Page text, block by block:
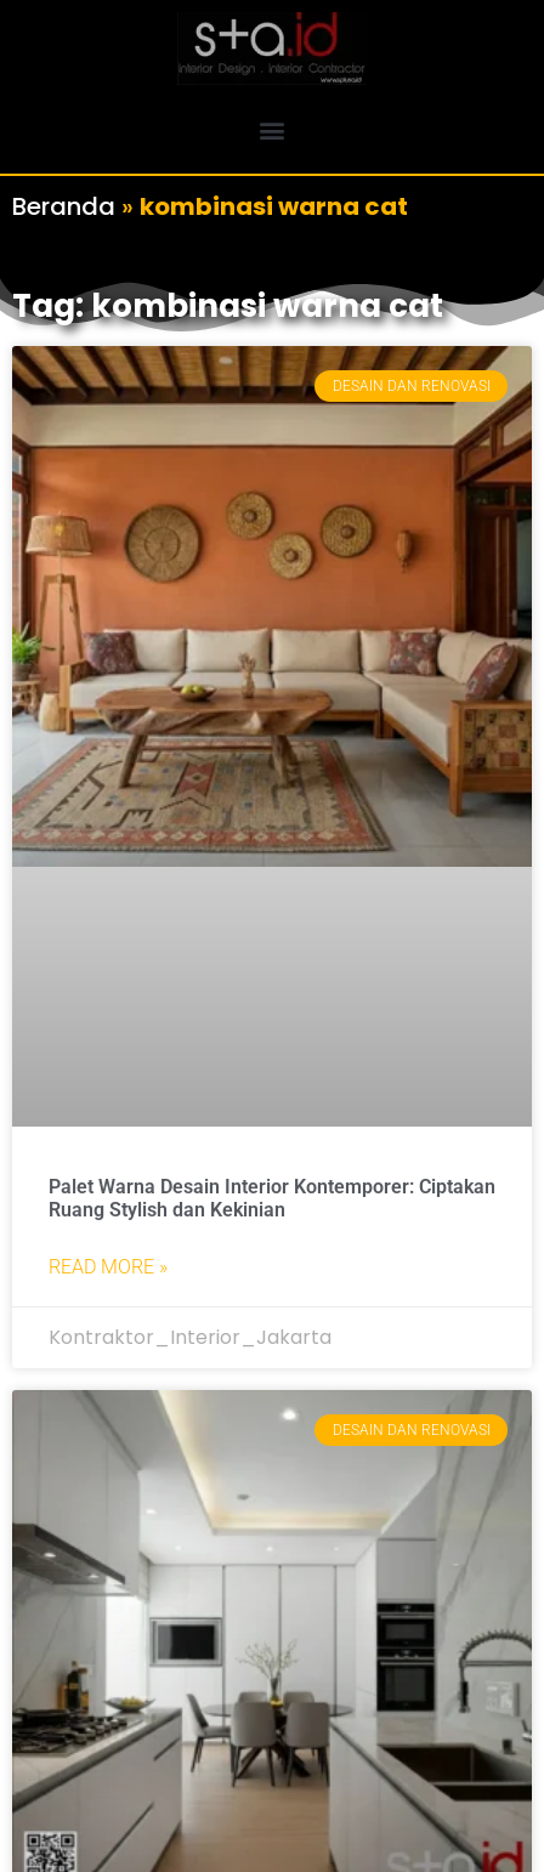
Beranda » kombinasi warna cat
Tag: kombinasi warna cat
DESAIN DAN RENOVASI
Palet Warna Desain Interior Kontemporer: Ciptakan
Ruang Stylish dan Kekinian
READ MORE »
Kontraktor_Interior_Jakarta
DESAIN DAN RENOVASI